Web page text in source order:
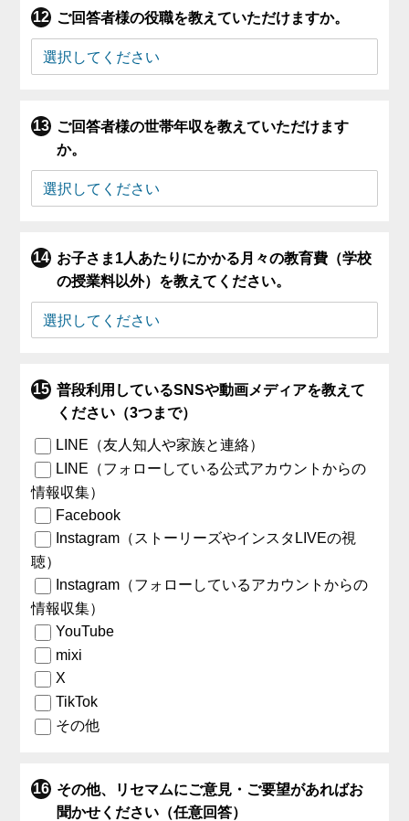
ご回答者様の役職を教えていただけますか。
ご回答者様の世帯年収を教えていただけます
か。
お子さま1人あたりにかかる月々の教育費（学校
の授業料以外）を教えてください。
普段利用しているSNSや動画メディアを教えて
ください（3つまで）
LINE（友人知人や家族と連絡）
LINE（フォローしている公式アカウントからの
情報収集）
Facebook
Instagram（ストーリーズやインスタLIVEの視
聴）
Instagram（フォローしているアカウントからの
情報収集）
YouTube
mixi
X
TikTok
その他
その他、リセマムにご意見・ご要望があればお
聞かせください（任意回答）